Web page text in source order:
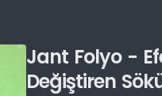
Jant Folyo -
Değiştiren